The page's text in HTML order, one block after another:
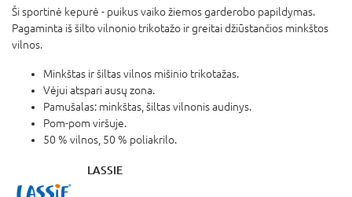
Ši sportinė kepurė - puikus vaiko žiemos garderobo papildymas.
Pagaminta iš šilto vilnonio trikotažo ir greitai džiūstančios minkštos
vilnos.
Minkštas ir šiltas vilnos mišinio trikotažas.
Vėjui atspari ausų zona.
Pamušalas: minkštas, šiltas vilnonis audinys.
Pom-pom viršuje.
50 % vilnos, 50 % poliakrilo.
LASSIE